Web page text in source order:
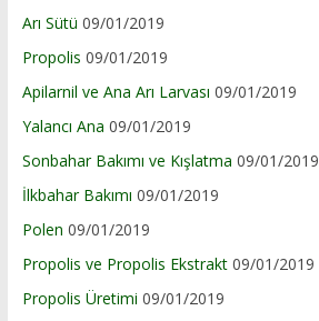
Arı Sütü 09/01/2019
Propolis 09/01/2019
Apilarnil ve Ana Arı Larvası 09/01/2019
Yalancı Ana 09/01/2019
Sonbahar Bakımı ve Kışlatma 09/01/2019
İlkbahar Bakımı 09/01/2019
Polen 09/01/2019
Propolis ve Propolis Ekstrakt 09/01/2019
Propolis Üretimi 09/01/2019